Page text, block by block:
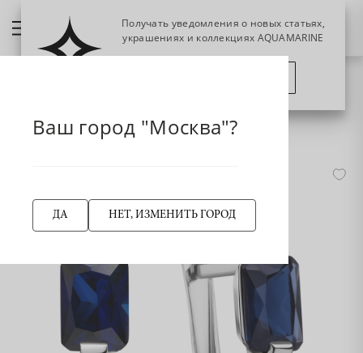
400181Н Серьги из Серебра с наносапфирами
Ваш город "Москва"?
ДА НЕТ, ИЗМЕНИТЬ ГОРОД
Получать уведомления о новых статьях,
украшениях и коллекциях AQUAMARINE